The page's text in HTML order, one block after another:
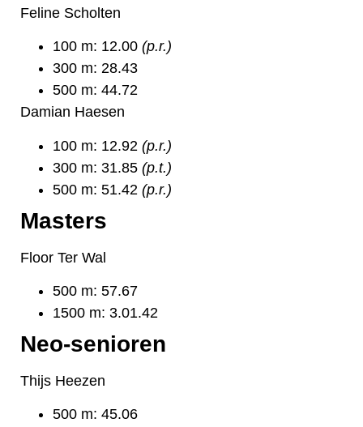
Feline Scholten
100 m: 12.00 (p.r.)
300 m: 28.43
500 m: 44.72
Damian Haesen
100 m: 12.92 (p.r.)
300 m: 31.85 (p.t.)
500 m: 51.42 (p.r.)
Masters
Floor Ter Wal
500 m: 57.67
1500 m: 3.01.42
Neo-senioren
Thijs Heezen
500 m: 45.06